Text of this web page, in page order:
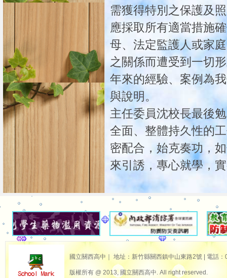
需獲得特別之保護及
應採取所有適當措施
母、法定監護人或家
之關係而遭受到一切
年來的經驗、案例為
與說明。
主任委員沈校長最後
全面、整體持久性的
密配合，始克奏功，
來引誘，專心就學，
國立關西高中｜ 地址：新竹縣關西鎮中山東路2號 | 電話
版權所有 @ 2013, 國立關西高中. All right reserved.